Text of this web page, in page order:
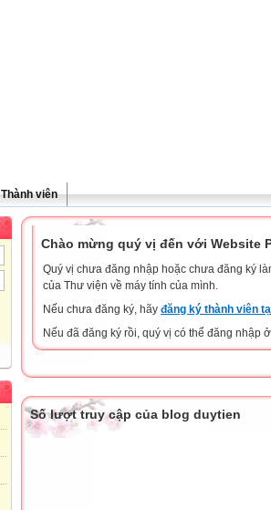
Thành viên
Chào mừng quý vị đến với Website
Quý vị chưa đăng nhập hoặc chưa đăng ký
của Thư viện về máy tính của mình.
Nếu chưa đăng ký, hãy đăng ký thành viên
Nếu đã đăng ký rồi, quý vị có thể đăng nhập
Số lượt truy cập của blog duytien